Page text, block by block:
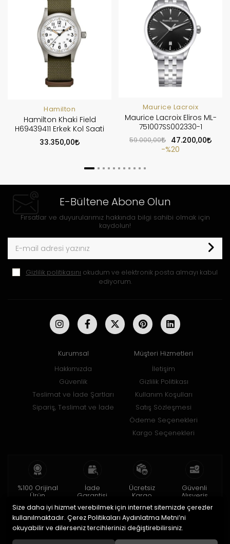
Hamilton
Hamilton Khaki Field
H69439411 Erkek Kol Saati
33.350,00
Maurice Lacroix
Maurice Lacroix Eliros ML-
751007SS002330-1
59.000,00
47.200,00
%20
E-Bültene Abone Olun
Fırsatlar ve duyurularımız hakkında bilgi sahibi olmak için
kaydolun!
Gizlilik politikasını okudum ve elektronik posta almayı kabul
ediyorum.
Kurumsal
Hakkımızda
Güvenlik
Teslimat ve İade Şartları
Sipariş, Teslimat ve İade
Müşteri Hizmetleri
İletişim
Gizlilik Politikası
Kullanım Koşulları
Satış Sözleşmesi
Ödeme Seçenekleri
Kargo Seçenekleri
%100 Orijinal
Ürün
2 yıl garanti
İade
Garantisi
15 gün içinde
iade
Ücretsiz
Kargo
150 TL ve üzeri
Güvenli
Alışveriş
256bit SSL ile
Size daha iyi hizmet verebilmek için internet sitemizde çerezler
kullanılmaktadır. Çerez Politikaları Aydınlatma Metni’ni
okuyabilir ve dilerseniz tercihlerinizi değiştirebilirsiniz.